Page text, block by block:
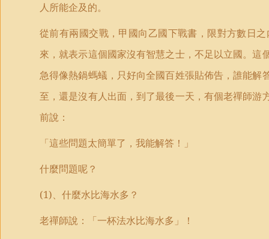
人所能企及的。
從前有兩國交戰，甲國向乙國下戰書，限對方數日
來，就表示這個國家沒有智慧之士，不足以立國。
急得像熱鍋螞蟻，只好向全國百姓張貼佈告，誰能
至，還是沒有人出面，到了最後一天，有個老禪師
前說：
「這些問題太簡單了，我能解答！」
什麼問題呢？
(1)、什麼水比海水多？
老禪師說：「一杯法水比海水多」！